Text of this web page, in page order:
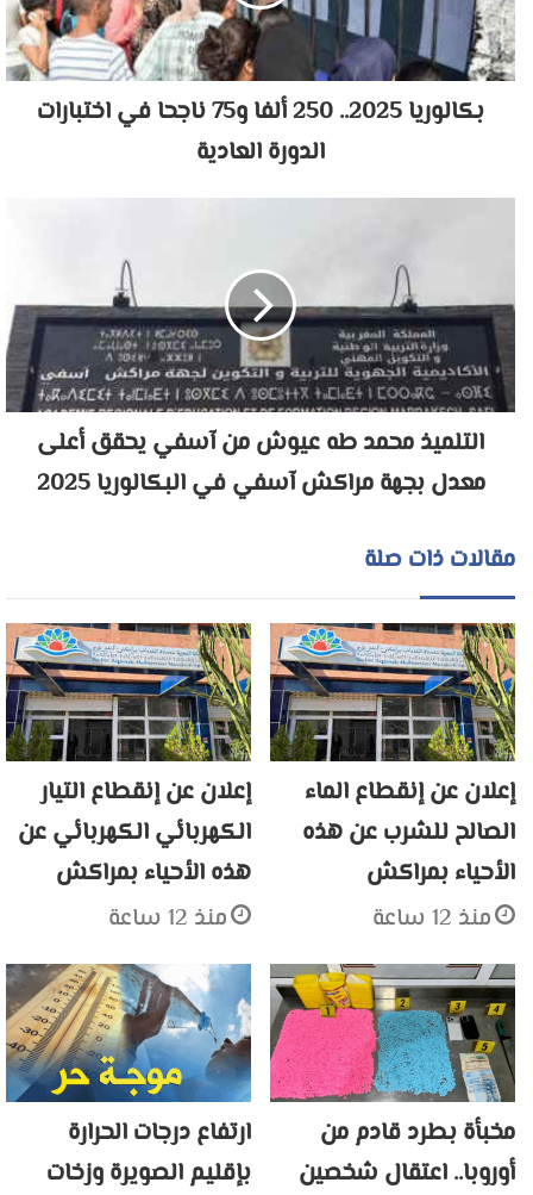
بكالوريا 2025.. 250 ألفا و75 ناجحا في اختبارات
الدورة العادية
التلميذ محمد طه عيوش من آسفي يحقق أعلى
معدل بجهة مراكش آسفي في البكالوريا 2025
مقالات ذات صلة
إعلان عن إنقطاع الماء
الصالح للشرب عن هذه
الأحياء بمراكش
منذ 12 ساعة
إعلان عن إنقطاع التيار
الكهربائي الكهربائي عن
هذه الأحياء بمراكش
منذ 12 ساعة
مخبأة بطرد قادم من
أوروبا.. اعتقال شخصين
ارتفاع درجات الحرارة
بإقليم الصويرة وزخات